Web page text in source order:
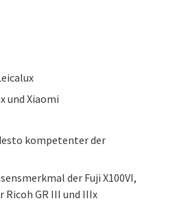
und Xiaomi
kompetenter der
der Fuji X100VI,
Ricoh GR III und IIIx